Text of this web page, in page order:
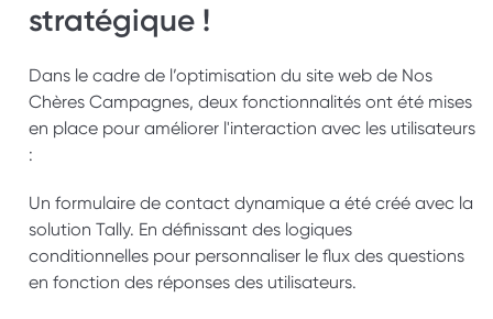
stratégique !
Dans le cadre de l’optimisation du site web de Nos
Chères Campagnes, deux fonctionnalités ont été mises
en place pour améliorer l'interaction avec les utilisateurs
:
Un formulaire de contact dynamique a été créé avec la
solution Tally. En définissant des logiques
conditionnelles pour personnaliser le flux des questions
en fonction des réponses des utilisateurs.